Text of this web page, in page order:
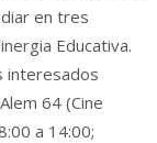
en tres
Educativa.
interesados
64 (Cine
a 14:00;